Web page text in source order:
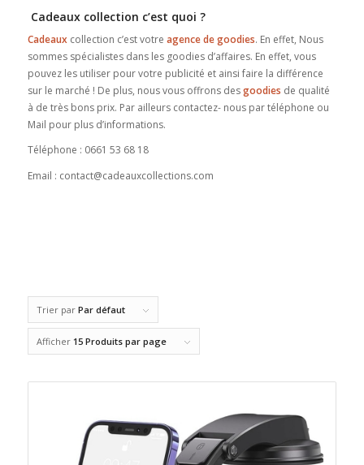
Cadeaux collection c’est quoi ?
Cadeauxcollection c’est votre agence de goodies. En effet, Nous
sommes spécialistes dans les goodies d’affaires. En effet, vous
pouvez les utiliser pour votre publicité et ainsi faire la différence
sur le marché ! De plus, nous vous offrons desgoodies de qualité
à de très bons prix. Par ailleurs contactez- nous par téléphone ou
Mail pour plus d’informations.
Téléphone : 0661 53 68 18
Email : contact@cadeauxcollections.com
Trier par Par défaut
Afficher 15 Produits par page